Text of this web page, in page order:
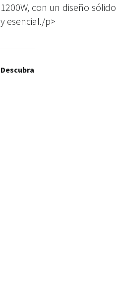
1200W, con un diseño sólido
y esencial./p>
Descubra